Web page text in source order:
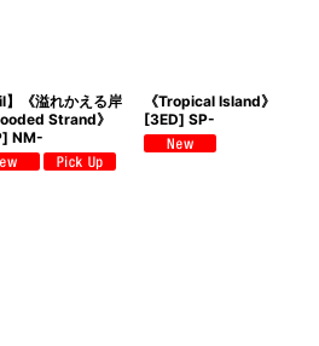
】《溢れかえる岸
Strand》
NM-
《Tropical Island》
[3ED] SP-